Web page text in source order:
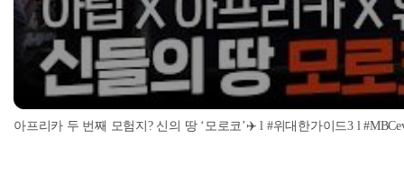
아프리카 두 번째 모험지? 신의 땅 ‘모로코’✈️ l #위대한가이드3 l